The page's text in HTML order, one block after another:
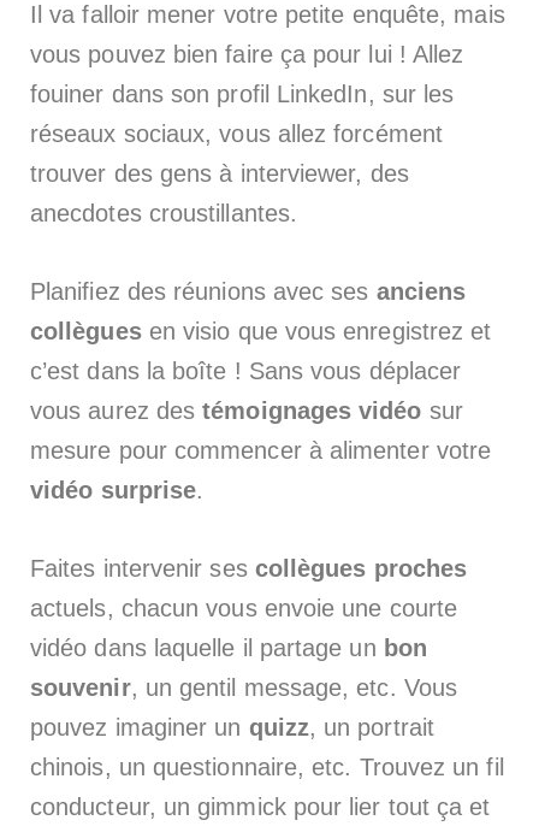
Il va falloir mener votre petite enquête, mais
vous pouvez bien faire ça pour lui ! Allez
fouiner dans son profil LinkedIn, sur les
réseaux sociaux, vous allez forcément
trouver des gens à interviewer, des
anecdotes croustillantes.
Planifiez des réunions avec ses anciens
collèguesen visio que vous enregistrez et
c’est dans la boîte ! Sans vous déplacer
vous aurez destémoignages vidéo sur
mesure pour commencer à alimenter votre
vidéo surprise.
Faites intervenir ses collègues proches
actuels, chacun vous envoie une courte
vidéo dans laquelle il partage un bon
souvenir, un gentil message, etc. Vous
pouvez imaginer un quizz, un portrait
chinois, un questionnaire, etc. Trouvez un fil
conducteur, un gimmick pour lier tout ça et